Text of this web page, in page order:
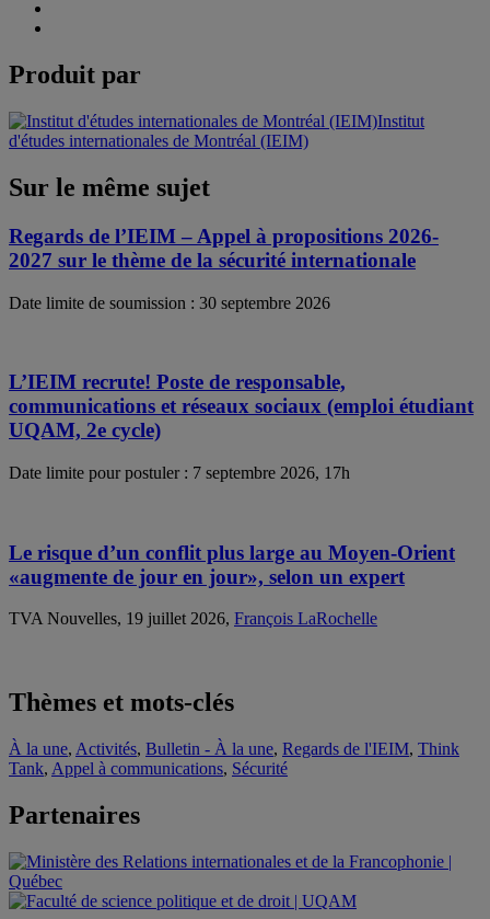
Produit par
Institut
d'études internationales de Montréal (IEIM)
Sur le même sujet
Regards de l’IEIM – Appel à propositions 2026-
2027 sur le thème de la sécurité internationale
Date limite de soumission : 30 septembre 2026
L’IEIM recrute! Poste de responsable,
communications et réseaux sociaux (emploi étudiant
UQAM, 2e cycle)
Date limite pour postuler : 7 septembre 2026, 17h
Le risque d’un conflit plus large au Moyen-Orient
«augmente de jour en jour», selon un expert
TVA Nouvelles, 19 juillet 2026, François LaRochelle
Thèmes et mots-clés
À la une, Activités, Bulletin - À la une, Regards de l'IEIM, Think
Tank, Appel à communications, Sécurité
Partenaires